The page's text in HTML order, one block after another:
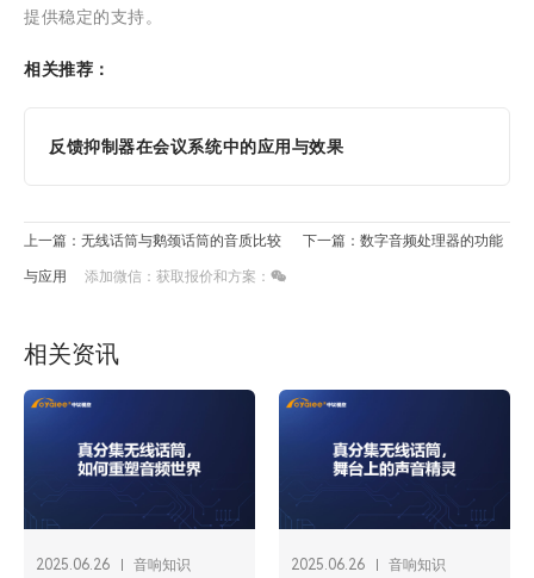
提供稳定的支持。
相关推荐：
反馈抑制器在会议系统中的应用与效果
上一篇：无线话筒与鹅颈话筒的音质比较 下一篇：数字音频处理器的功能
与应用 添加微信：获取报价和方案：
相关资讯
2025.06.26 音响知识 2025.06.26 音响知识